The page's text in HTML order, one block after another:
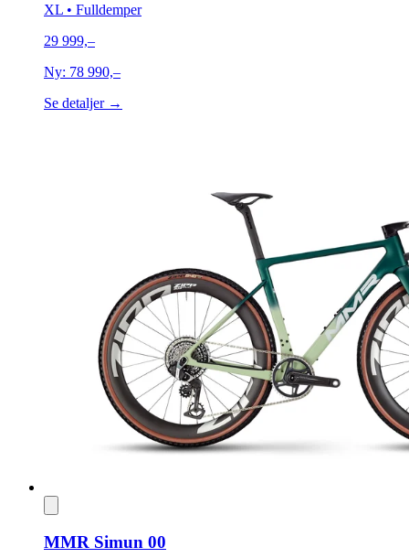
XL • Fulldemper
29 999,–
Ny: 78 990,–
Se detaljer →
MMR Simun 00